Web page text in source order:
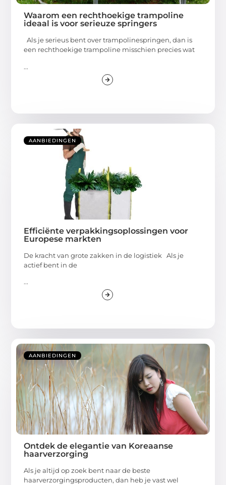
Waarom een rechthoekige trampoline
ideaal is voor serieuze springers
Als je serieus bent over trampolinespringen, dan is
een rechthoekige trampoline misschien precies wat
...
AANBIEDINGEN
Efficiënte verpakkingsoplossingen voor
Europese markten
De kracht van grote zakken in de logistiek Als je
actief bent in de
...
AANBIEDINGEN
Ontdek de elegantie van Koreaanse
haarverzorging
Als je altijd op zoek bent naar de beste
haarverzorgingsproducten, dan heb je vast wel